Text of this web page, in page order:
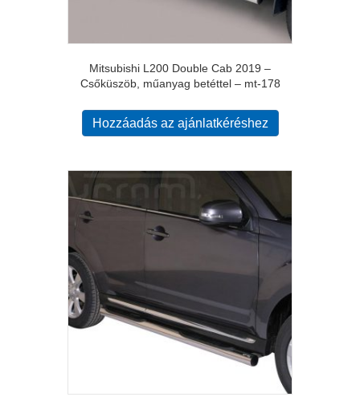
Mitsubishi L200 Double Cab 2019 –
Csőküszöb, műanyag betéttel – mt-178
Hozzáadás az ajánlatkéréshez